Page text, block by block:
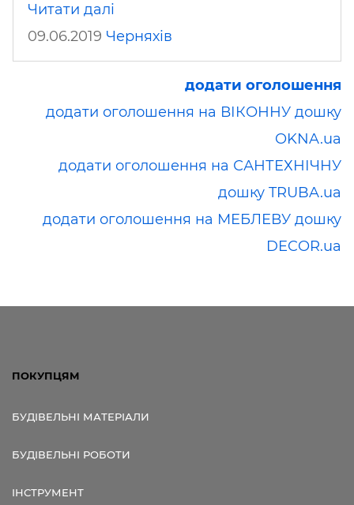
Читати далі
09.06.2019 Черняхів
додати оголошення
додати оголошення на ВІКОННУ дошку
OKNA.ua
додати оголошення на САНТЕХНІЧНУ
дошку TRUBA.ua
додати оголошення на МЕБЛЕВУ дошку
DECOR.ua
ПОКУПЦЯМ
БУДІВЕЛЬНІ МАТЕРІАЛИ
БУДІВЕЛЬНІ РОБОТИ
ІНСТРУМЕНТ